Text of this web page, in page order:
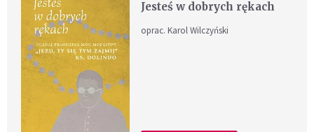
Jesteś w dobrych rękach
oprac. Karol Wilczyński